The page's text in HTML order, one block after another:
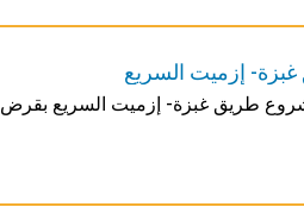
طريق غبزة- إزميت السريع بقرض